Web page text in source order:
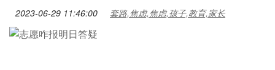
2023-06-29 11:46:00 套路,焦虑,焦虑,孩子,教育,家长